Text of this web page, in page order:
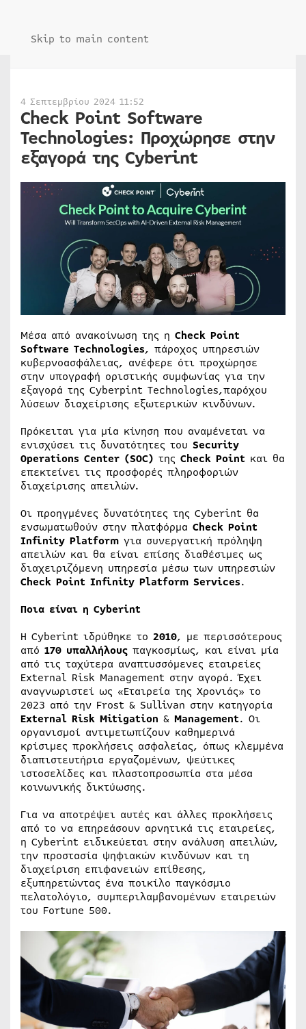
Skip to main content
4 Σεπτεμβρίου 2024 11:52
Check Point Software
Technologies: Προχώρησε στην
εξαγορά της Cyberint
Μέσα από ανακοίνωση της η Check Point
Software Technologies, πάροχος υπηρεσιών
κυβερνοασφάλειας, ανέφερε ότι προχώρησε
στην υπογραφή οριστικής συμφωνίας για την
εξαγορά της Cyberpint Technologies,παρόχου
λύσεων διαχείρισης εξωτερικών κινδύνων.
Πρόκειται για μία κίνηση που αναμένεται να
ενισχύσει τις δυνατότητες του Security
Operations Center (SOC) της Check Point και θα
επεκτείνει τις προσφορές πληροφοριών
διαχείρισης απειλών.
Οι προηγμένες δυνατότητες της Cyberint θα
ενσωματωθούν στην πλατφόρμα Check Point
Infinity Platform για συνεργατική πρόληψη
απειλών και θα είναι επίσης διαθέσιμες ως
διαχειριζόμενη υπηρεσία μέσω των υπηρεσιών
Check Point Infinity Platform Services.
Ποια είναι η Cyberint
Η Cyberint ιδρύθηκε το 2010, με περισσότερους
από 170 υπαλλήλους παγκοσμίως, και είναι μία
από τις ταχύτερα αναπτυσσόμενες εταιρείες
External Risk Management στην αγορά. Έχει
αναγνωριστεί ως «Εταιρεία της Χρονιάς» το
2023 από την Frost & Sullivan στην κατηγορία
External Risk Mitigation & Management. Οι
οργανισμοί αντιμετωπίζουν καθημερινά
κρίσιμες προκλήσεις ασφαλείας, όπως κλεμμένα
διαπιστευτήρια εργαζομένων, ψεύτικες
ιστοσελίδες και πλαστοπροσωπία στα μέσα
κοινωνικής δικτύωσης.
Για να αποτρέψει αυτές και άλλες προκλήσεις
από το να επηρεάσουν αρνητικά τις εταιρείες,
η Cyberint ειδικεύεται στην ανάλυση απειλών,
την προστασία ψηφιακών κινδύνων και τη
διαχείριση επιφανειών επίθεσης,
εξυπηρετώντας ένα ποικίλο παγκόσμιο
πελατολόγιο, συμπεριλαμβανομένων εταιρειών
του Fortune 500.